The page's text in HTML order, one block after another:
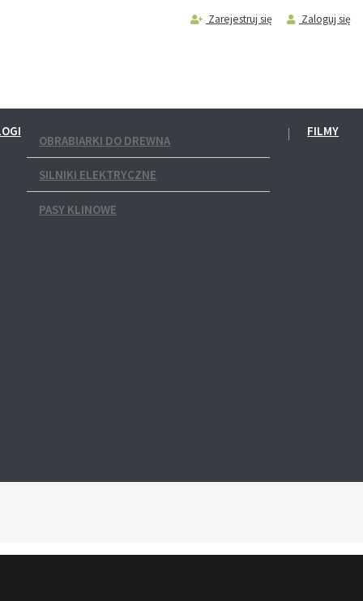
Zarejestruj się Zaloguj się
OBRABIARKI DO DREWNA
SILNIKI ELEKTRYCZNE
PASY KLINOWE
FILMY